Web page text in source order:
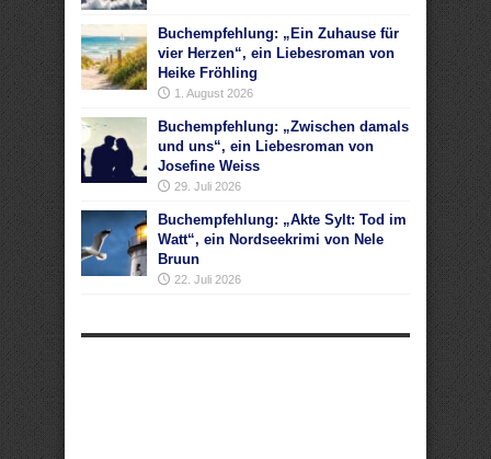
Buchempfehlung: „Ein Zuhause für
vier Herzen“, ein Liebesroman von
Heike Fröhling
1. August 2026
Buchempfehlung: „Zwischen damals
und uns“, ein Liebesroman von
Josefine Weiss
29. Juli 2026
Buchempfehlung: „Akte Sylt: Tod im
Watt“, ein Nordseekrimi von Nele
Bruun
22. Juli 2026